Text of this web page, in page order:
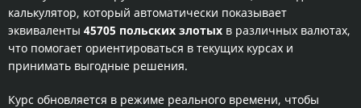
калькулятор, который автоматически показывает
эквиваленты 45705 польских злотых в различных валютах,
что помогает ориентироваться в текущих курсах и
принимать выгодные решения.
Курс обновляется в режиме реального времени, чтобы